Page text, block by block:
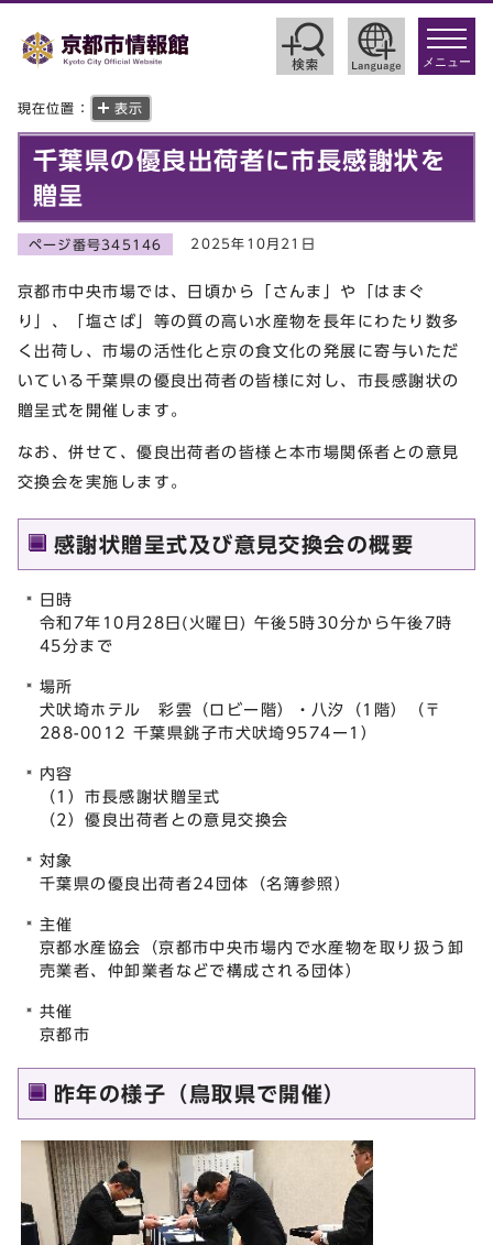
toggle
メニュー
現在位置： 表示
千葉県の優良出荷者に市長感謝状を
贈呈
ページ番号345146 2025年10月21日
京都市中央市場では、日頃から「さんま」や「はまぐ
り」、「塩さば」等の質の高い水産物を長年にわたり数多
く出荷し、市場の活性化と京の食文化の発展に寄与いただ
いている千葉県の優良出荷者の皆様に対し、市長感謝状の
贈呈式を開催します。
なお、併せて、優良出荷者の皆様と本市場関係者との意見
交換会を実施します。
感謝状贈呈式及び意見交換会の概要
日時
令和7年10月28日(火曜日) 午後5時30分から午後7時
45分まで
場所
犬吠埼ホテル 彩雲（ロビー階）・八汐（1階）（〒
288-0012 千葉県銚子市犬吠埼9574ー1）
内容
（1）市長感謝状贈呈式
（2）優良出荷者との意見交換会
対象
千葉県の優良出荷者24団体（名簿参照）
主催
京都水産協会（京都市中央市場内で水産物を取り扱う卸
売業者、仲卸業者などで構成される団体）
共催
京都市
昨年の様子（鳥取県で開催）